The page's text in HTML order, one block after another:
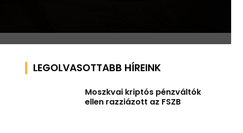
LEGOLVASOTTABB HÍREINK
Moszkvai kriptós pénzváltók
ellen razziázott az FSZB